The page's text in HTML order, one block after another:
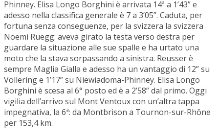
Phinney. Elisa Longo Borghini è arrivata 14ª a 1’43” e
adesso nella classifica generale è 7 a 3’05”. Caduta, per
fortuna senza conseguenze, per la svizzera la svizzera
Noemi Rüegg: aveva girato la testa verso destra per
guardare la situazione alle sue spalle e ha urtato una
moto che la stava sorpassando a sinistra. Reusser è
sempre Maglia Gialla e adesso ha un vantaggio di 12” su
Vollering e 1’17” su Niewiadoma-Phinney. Elisa Longo
Borghini è scesa al 6° posto ed è a 2’58” dal primo. Oggi
vigilia dell’arrivo sul Mont Ventoux con un’altra tappa
impegnativa, la 6ª: da Montbrison a Tournon-sur-Rhône
per 153,4 km.